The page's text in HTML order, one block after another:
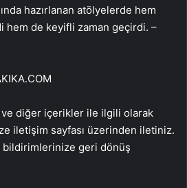
hazırlanan atölyelerde hem
hem de keyifli zaman geçirdi. –
ve diğer içerikler ile ilgili olarak
iletişim sayfası üzerinden iletiniz.
bildirimlerinize geri dönüş